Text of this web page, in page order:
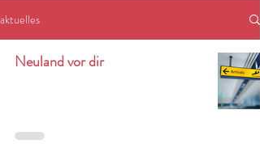
aktuelles
Neuland vor dir